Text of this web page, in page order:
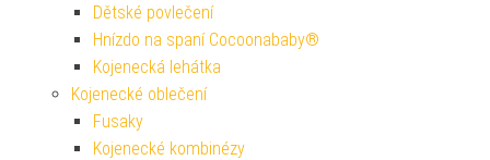
Dětské povlečení
Hnízdo na spaní Cocoonababy®
Kojenecká lehátka
Kojenecké oblečení
Fusaky
Kojenecké kombinézy